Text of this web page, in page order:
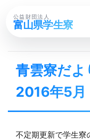
公益財団法人
富山県学生寮
青雲寮だよ
2016年5月
不定期更新で学生寮